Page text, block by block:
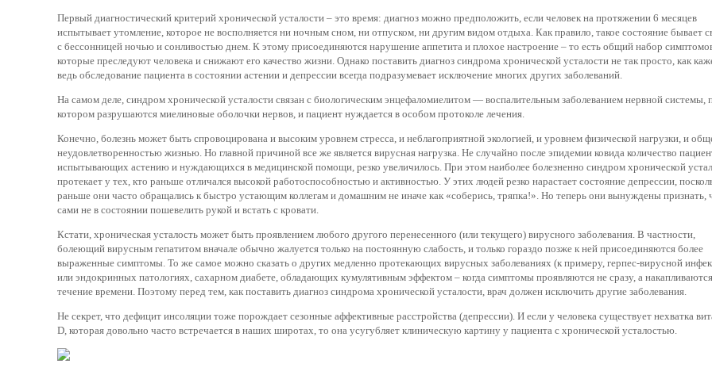
Первый диагностический критерий хронической усталости – это время: диагноз можно предположить, если человек на протяжении 6 месяцев
испытывает утомление, которое не восполняется ни ночным сном, ни отпуском, ни другим видом отдыха. Как правило, такое состояние бывает
с бессонницей ночью и сонливостью днем. К этому присоединяются нарушение аппетита и плохое настроение – то есть общий набор
которые преследуют человека и снижают его качество жизни. Однако поставить диагноз синдрома хронической усталости не так просто, как
ведь обследование пациента в состоянии астении и депрессии всегда подразумевает исключение многих других заболеваний.
На самом деле, синдром хронической усталости связан с биологическим энцефаломиелитом — воспалительным заболеванием нервной системы,
котором разрушаются миелиновые оболочки нервов, и пациент нуждается в особом протоколе лечения.
Конечно, болезнь может быть спровоцирована и высоким уровнем стресса, и неблагоприятной экологией, и уровнем физической нагрузки, и
неудовлетворенностью жизнью. Но главной причиной все же является вирусная нагрузка. Не случайно после эпидемии ковида количество
испытывающих астению и нуждающихся в медицинской помощи, резко увеличилось. При этом наиболее болезненно синдром хронической
протекает у тех, кто раньше отличался высокой работоспособностью и активностью. У этих людей резко нарастает состояние депрессии,
раньше они часто обращались к быстро устающим коллегам и домашним не иначе как «соберись, тряпка!». Но теперь они вынуждены признать,
сами не в состоянии пошевелить рукой и встать с кровати.
Кстати, хроническая усталость может быть проявлением любого другого перенесенного (или текущего) вирусного заболевания. В частности,
болеющий вирусным гепатитом вначале обычно жалуется только на постоянную слабость, и только гораздо позже к ней присоединяются более
выраженные симптомы. То же самое можно сказать о других медленно протекающих вирусных заболеваниях (к примеру, герпес-вирусной
или эндокринных патологиях, сахарном диабете, обладающих кумулятивным эффектом – когда симптомы проявляются не сразу, а
течение времени. Поэтому перед тем, как поставить диагноз синдрома хронической усталости, врач должен исключить другие заболевания.
Не секрет, что дефицит инсоляции тоже порождает сезонные аффективные расстройства (депрессии). И если у человека существует нехватка
D, которая довольно часто встречается в наших широтах, то она усугубляет клиническую картину у пациента с хронической усталостью.